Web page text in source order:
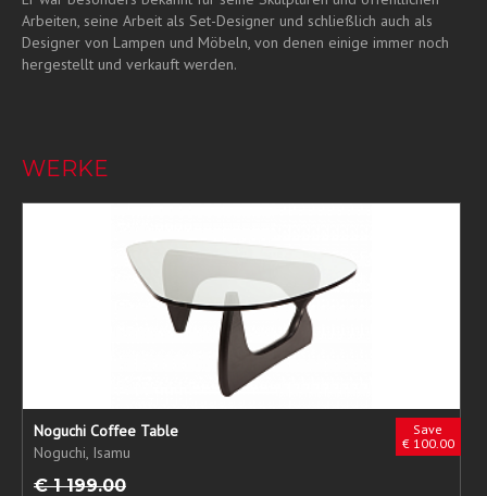
Arbeiten, seine Arbeit als Set-Designer und schließlich auch als
Designer von Lampen und Möbeln, von denen einige immer noch
hergestellt und verkauft werden.
WERKE
Save
€ 100.00
Noguchi Coffee Table
Noguchi, Isamu
€ 1 199.00